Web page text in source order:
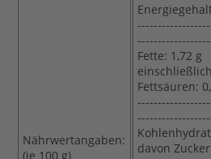
Nährwertangaben:
(je 100 g)
Fette: 1,72 g
Fettsäuren:
davon